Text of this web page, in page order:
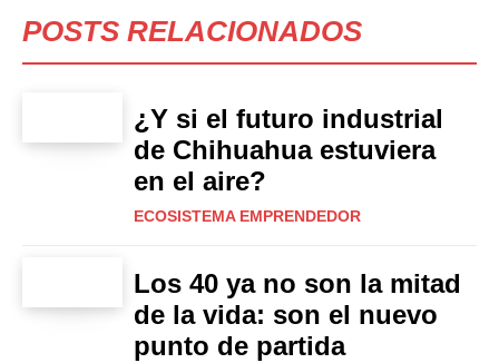
POSTS RELACIONADOS
¿Y si el futuro industrial
de Chihuahua estuviera
en el aire?
ECOSISTEMA EMPRENDEDOR
Los 40 ya no son la mitad
de la vida: son el nuevo
punto de partida